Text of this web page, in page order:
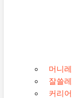
머니
잘쓸
커리